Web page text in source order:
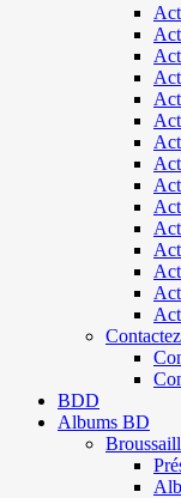
BDD
Albums BD